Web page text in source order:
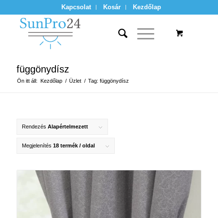
Kapcsolat Kosár Kezdőlap
függönydísz
Ön itt áll: Kezdőlap / Üzlet / Tag: függönydísz
Rendezés Alapértelmezett
Megjelenítés 18 termék / oldal